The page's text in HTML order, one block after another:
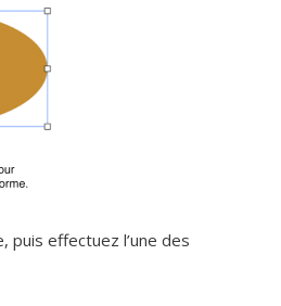
puis effectuez l’une des